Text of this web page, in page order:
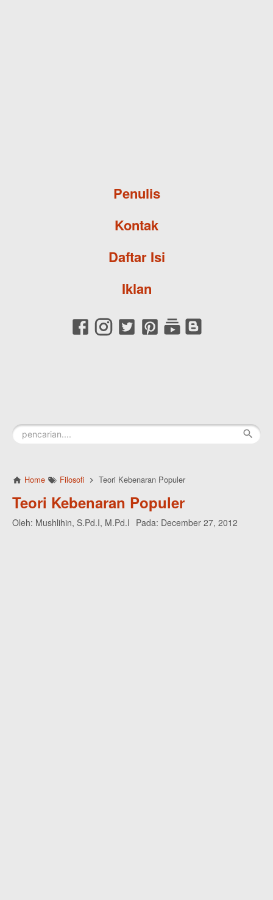
Penulis
Kontak
Daftar Isi
Iklan
Home Filosofi Teori Kebenaran Populer
Teori Kebenaran Populer
Oleh: Mushlihin, S.Pd.I, M.Pd.I Pada: December 27, 2012